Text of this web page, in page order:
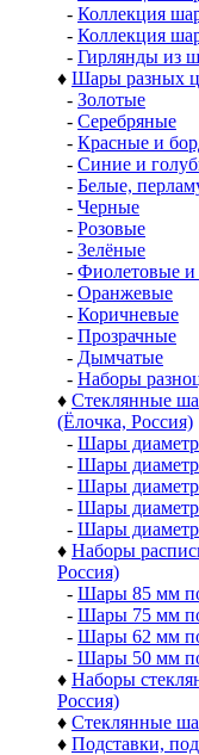
- Коллекция
- Коллекция
- Гирлянды из
♦ Шары разных
- Золотые
- Серебряные
- Красные и
- Синие и
- Белые,
- Черные
- Розовые
- Зелёные
- Фиолетовые и
- Оранжевые
- Коричневые
- Прозрачные
- Дымчатые
- Наборы
♦ Стеклянные
(Ёлочка, Россия)
- Шары
- Шары
- Шары
- Шары
- Шары
♦ Наборы
Россия)
- Шары 85 мм
- Шары 75 мм
- Шары 62 мм
- Шары 50 мм
♦ Наборы
Россия)
♦ Стеклянные
♦ Подставки,